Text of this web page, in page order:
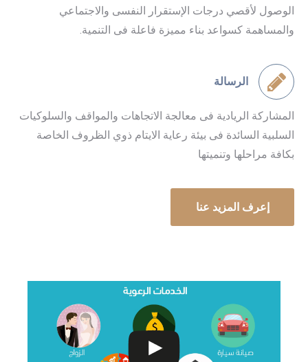
الوصول لأقصي درجات الإستقرار النفسى والاجتماعي
والمساهمة كسواعد بناء مميزة فاعلة فى التنمية.
الرسالة
المشاركة الريادية فى معالجة الاتجاهات والمواقف والسلوكيات
السلبية السائدة فى بيئة رعاية الايتام ذوي الظروف الخاصة
بكافة مراحلها وتنميتها
إعرف المزيد عنا